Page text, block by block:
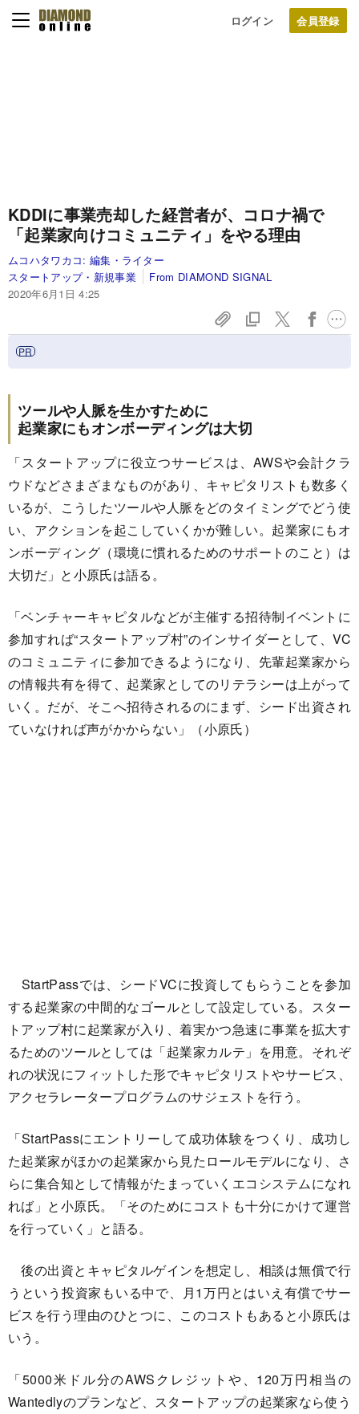
ログイン
KDDIに事業売却した経営者が、コロナ禍で
「起業家向けコミュニティ」をやる理由
ムコハタワカコ: 編集・ライター
スタートアップ・新規事業
From DIAMOND SIGNAL
2020年6月1日 4:25
ツールや人脈を生かすために
起業家にもオンボーディングは大切
「スタートアップに役立つサービスは、AWSや会計クラ
ウドなどさまざまなものがあり、キャピタリストも数多く
いるが、こうしたツールや人脈をどのタイミングでどう使
い、アクションを起こしていくかが難しい。起業家にもオ
ンボーディング（環境に慣れるためのサポートのこと）は
大切だ」と小原氏は語る。
「ベンチャーキャピタルなどが主催する招待制イベントに
参加すれば“スタートアップ村”のインサイダーとして、VC
のコミュニティに参加できるようになり、先輩起業家から
の情報共有を得て、起業家としてのリテラシーは上がって
いく。だが、そこへ招待されるのにまず、シード出資され
ていなければ声がかからない」（小原氏）
StartPassでは、シードVCに投資してもらうことを参加
する起業家の中間的なゴールとして設定している。スター
トアップ村に起業家が入り、着実かつ急速に事業を拡大す
るためのツールとしては「起業家カルテ」を用意。それぞ
れの状況にフィットした形でキャピタリストやサービス、
アクセラレータープログラムのサジェストを行う。
「StartPassにエントリーして成功体験をつくり、成功し
た起業家がほかの起業家から見たロールモデルになり、さ
らに集合知として情報がたまっていくエコシステムになれ
れば」と小原氏。「そのためにコストも十分にかけて運営
を行っていく」と語る。
後の出資とキャピタルゲインを想定し、相談は無償で行
うという投資家もいる中で、月1万円とはいえ有償でサー
ビスを行う理由のひとつに、このコストもあると小原氏は
いう。
「5000米ドル分のAWSクレジットや、120万円相当の
Wantedlyのプランなど、スタートアップの起業家なら使う